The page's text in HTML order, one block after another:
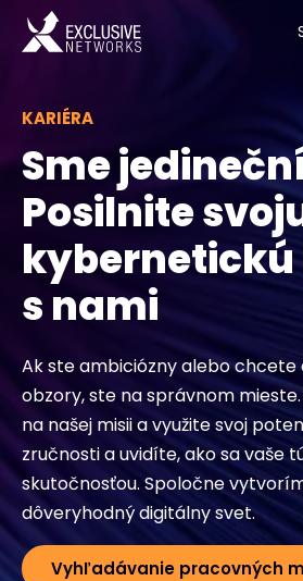
Kybernetická bezpečnosť
Ekosystém
Zdroje
Spoločnosť
Kontakt
KARIÉRA
Sme
Posilnite
s nami
Ak ste ambiciózny alebo chcete
obzory, ste na správnom
na našej misii a využite svoj
zručnosti a uvidíte, ako sa vaše
skutočnosťou. Spoločne
dôveryhodný digitálny svet.
Vyhľadávanie pracovných